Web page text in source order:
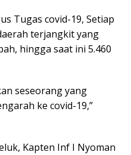
Tugas covid-19, Setiap
terjangkit yang
hingga saat ini 5.460
seseorang yang
ke covid-19,”
Kapten Inf I Nyoman